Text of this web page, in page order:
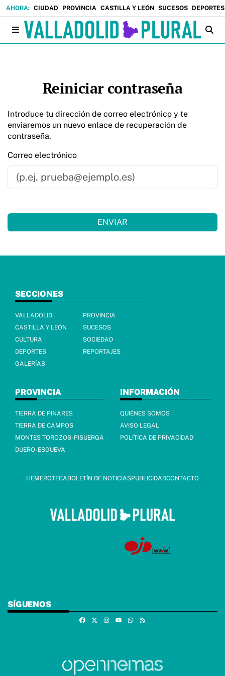
CIUDAD PROVINCIA CASTILLA Y LEÓN SUCESOS DEPORTES
Reiniciar contraseña
Introduce tu dirección de correo electrónico y te
enviaremos un nuevo enlace de recuperación de
contraseña.
Correo electrónico
ENVIAR
SECCIONES
VALLADOLID
PROVINCIA
CASTILLA Y LEÓN
SUCESOS
CULTURA
SOCIEDAD
DEPORTES
REPORTAJES
GALERÍAS
PROVINCIA
TIERRA DE PINARES
TIERRA DE CAMPOS
MONTES TOROZOS-PISUERGA
DUERO-ESGUEVA
INFORMACIÓN
QUIÉNES SOMOS
AVISO LEGAL
POLÍTICA DE PRIVACIDAD
HEMEROTECABOLETÍN DE NOTICIASPUBLICIDADCONTACTO
SÍGUENOS
FacebookInstagramWhatsapp